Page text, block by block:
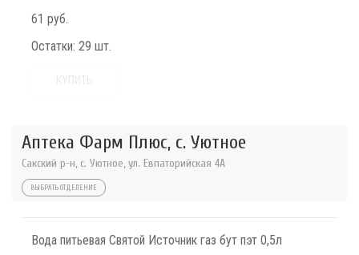
61 руб.
Остатки: 29 шт.
Аптека Фарм Плюс, с. Уютное
Сакский р-н, с. Уютное, ул. Евпаторийская 4А
ВЫБРАТЬ ОТДЕЛЕНИЕ
Вода питьевая Святой Источник газ бут пэт 0,5л